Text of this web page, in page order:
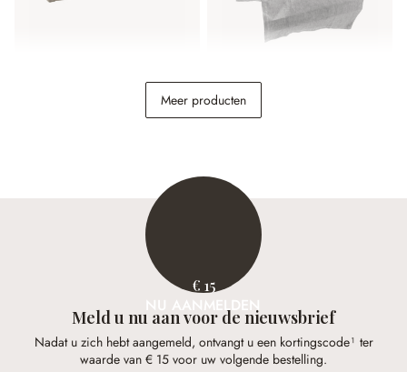
Tafelloper Bursinel
Meer producten
€ 15
NU AANMELDEN
Meld u nu aan voor de nieuwsbrief
Nadat u zich hebt aangemeld, ontvangt u een kortingscode¹ ter
waarde van € 15 voor uw volgende bestelling.